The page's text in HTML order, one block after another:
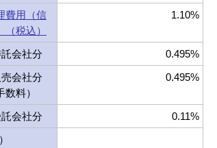
費用（信
税込）
1.10%
会社分
0.495%
会社分
数料）
0.495%
会社分
0.11%